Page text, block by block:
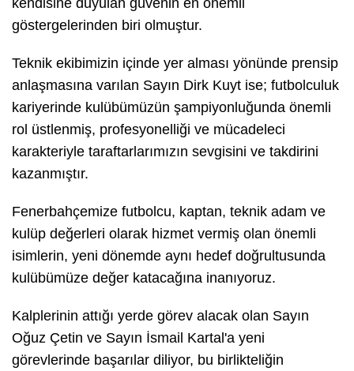
kendisine duyulan güvenin en önemli
göstergelerinden biri olmuştur.
Teknik ekibimizin içinde yer alması yönünde prensip
anlaşmasına varılan Sayın Dirk Kuyt ise; futbolculuk
kariyerinde kulübümüzün şampiyonluğunda önemli
rol üstlenmiş, profesyonelliği ve mücadeleci
karakteriyle taraftarlarımızın sevgisini ve takdirini
kazanmıştır.
Fenerbahçemize futbolcu, kaptan, teknik adam ve
kulüp değerleri olarak hizmet vermiş olan önemli
isimlerin, yeni dönemde aynı hedef doğrultusunda
kulübümüze değer katacağına inanıyoruz.
Kalplerinin attığı yerde görev alacak olan Sayın
Oğuz Çetin ve Sayın İsmail Kartal'a yeni
görevlerinde başarılar diliyor, bu birlikteliğin